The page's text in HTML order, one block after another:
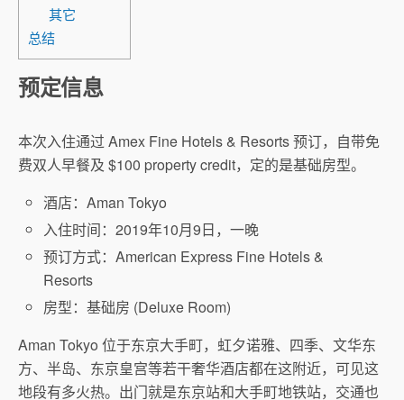
其它
总结
预定信息
本次入住通过 Amex Fine Hotels & Resorts 预订，自带免
费双人早餐及 $100 property credit，定的是基础房型。
酒店：Aman Tokyo
入住时间：2019年10月9日，一晚
预订方式：American Express Fine Hotels &
Resorts
房型：基础房 (Deluxe Room)
Aman Tokyo 位于东京大手町，虹夕诺雅、四季、文华东
方、半岛、东京皇宫等若干奢华酒店都在这附近，可见这
地段有多火热。出门就是东京站和大手町地铁站，交通也